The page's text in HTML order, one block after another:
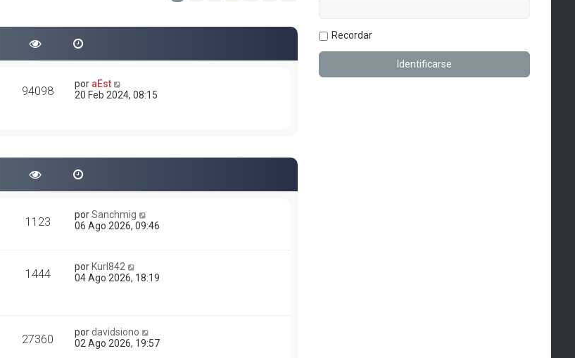
94098 por aEst
20 Feb 2024, 08:15
1123 porSanchmig
06 Ago 2026, 09:46
1444 por Kurl842
04 Ago 2026, 18:19
27360 pordavidsiono
02 Ago 2026, 19:57
Recordar